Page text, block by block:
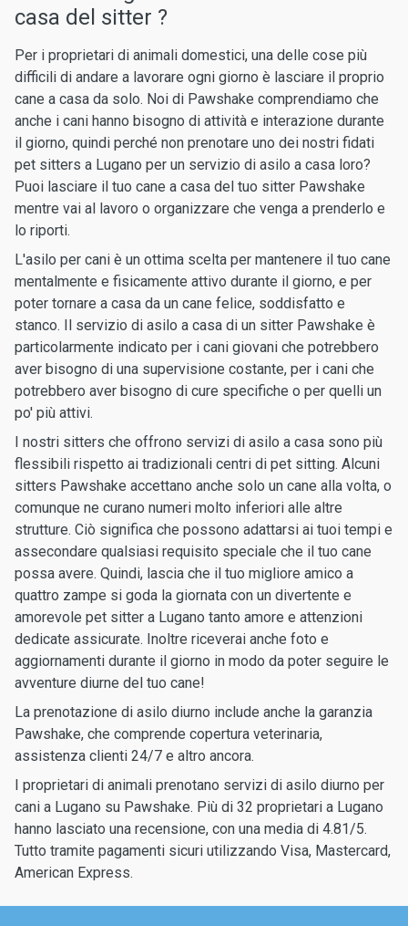
casa del sitter ?
Per i proprietari di animali domestici, una delle cose più
difficili di andare a lavorare ogni giorno è lasciare il proprio
cane a casa da solo. Noi di Pawshake comprendiamo che
anche i cani hanno bisogno di attività e interazione durante
il giorno, quindi perché non prenotare uno dei nostri fidati
pet sitters a Lugano per un servizio di asilo a casa loro?
Puoi lasciare il tuo cane a casa del tuo sitter Pawshake
mentre vai al lavoro o organizzare che venga a prenderlo e
lo riporti.
L'asilo per cani è un ottima scelta per mantenere il tuo cane
mentalmente e fisicamente attivo durante il giorno, e per
poter tornare a casa da un cane felice, soddisfatto e
stanco. Il servizio di asilo a casa di un sitter Pawshake è
particolarmente indicato per i cani giovani che potrebbero
aver bisogno di una supervisione costante, per i cani che
potrebbero aver bisogno di cure specifiche o per quelli un
po' più attivi.
I nostri sitters che offrono servizi di asilo a casa sono più
flessibili rispetto ai tradizionali centri di pet sitting. Alcuni
sitters Pawshake accettano anche solo un cane alla volta, o
comunque ne curano numeri molto inferiori alle altre
strutture. Ciò significa che possono adattarsi ai tuoi tempi e
assecondare qualsiasi requisito speciale che il tuo cane
possa avere. Quindi, lascia che il tuo migliore amico a
quattro zampe si goda la giornata con un divertente e
amorevole pet sitter a Lugano tanto amore e attenzioni
dedicate assicurate. Inoltre riceverai anche foto e
aggiornamenti durante il giorno in modo da poter seguire le
avventure diurne del tuo cane!
La prenotazione di asilo diurno include anche la garanzia
Pawshake, che comprende copertura veterinaria,
assistenza clienti 24/7 e altro ancora.
I proprietari di animali prenotano servizi di asilo diurno per
cani a Lugano su Pawshake. Più di 32 proprietari a Lugano
hanno lasciato una recensione, con una media di 4.81/5.
Tutto tramite pagamenti sicuri utilizzando Visa, Mastercard,
American Express.